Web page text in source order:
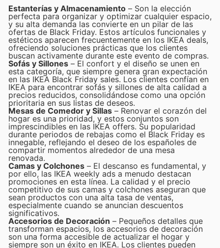
Estanterías y Almacenamiento – Son la elección
perfecta para organizar y optimizar cualquier espacio,
y su alta demanda las convierte en un pilar de las
ofertas de Black Friday. Estos artículos funcionales y
estéticos aparecen frecuentemente en los IKEA deals,
ofreciendo soluciones prácticas que los clientes
buscan activamente durante este evento de compras.
Sofás y Sillones – El confort y el diseño se unen en
esta categoría, que siempre genera gran expectación
en las IKEA Black Friday sales. Los clientes confían en
IKEA para encontrar sofás y sillones de alta calidad a
precios reducidos, consolidándose como una opción
prioritaria en sus listas de deseos.
Mesas de Comedor y Sillas – Renovar el corazón del
hogar es una prioridad, y estos conjuntos son
imprescindibles en las IKEA offers. Su popularidad
durante periodos de rebajas como el Black Friday es
innegable, reflejando el deseo de los españoles de
compartir momentos alrededor de una mesa
renovada.
Camas y Colchones – El descanso es fundamental, y
por ello, las IKEA weekly ads a menudo destacan
promociones en esta línea. La calidad y el precio
competitivo de sus camas y colchones aseguran que
sean productos con una alta tasa de ventas,
especialmente cuando se anuncian descuentos
significativos.
Accesorios de Decoración – Pequeños detalles que
transforman espacios, los accesorios de decoración
son una forma accesible de actualizar el hogar y
siempre son un éxito en IKEA. Los clientes pueden